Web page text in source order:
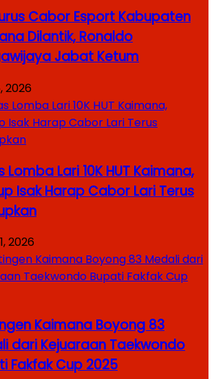
Cabor Esport Kabupaten
Dilantik, Ronaldo
Jabat Ketum
2026
Lomba Lari 10K HUT Kaimana,
Isak Harap Cabor Lari Terus
2026
Kaimana Boyong 83
dari Kejuaraan Taekwondo
Fakfak Cup 2025